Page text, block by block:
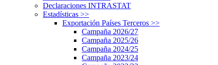
Declaraciones INTRASTAT
Estadísticas >>
Exportación Países Terceros >>
Campaña 2026/27
Campaña 2025/26
Campaña 2024/25
Campaña 2023/24